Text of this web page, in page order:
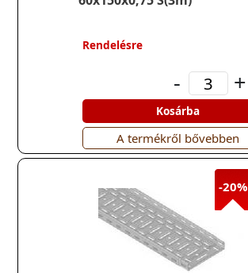
Rendelésre
- +
Kosárba
A termékről bővebben
-20%